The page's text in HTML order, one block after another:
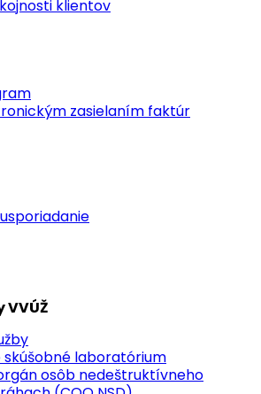
klientov
zasielaním faktúr
VVÚŽ
laboratórium
osôb nedeštruktívneho